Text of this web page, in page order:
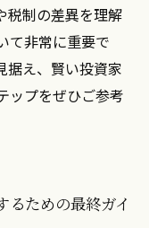
税制の差異を理解
て非常に重要で
据え、賢い投資家
ップをぜひご参考
るための最終ガイ